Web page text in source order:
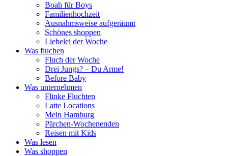
Boah für Boys
Familienhochzeit
Ausnahmsweise aufgeräumt
Schönes shoppen
Liebelei der Woche
Was fluchen
Fluch der Woche
Drei Jungs? – Du Arme!
Before Baby
Was unternehmen
Flinke Fluchten
Latte Locations
Mein Hamburg
Pärchen-Wochenenden
Reisen mit Kids
Was lesen
Was shoppen